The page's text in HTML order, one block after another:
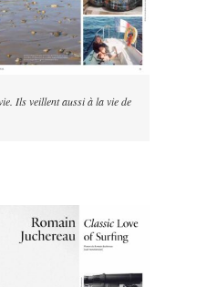
Ils veillent aussi à la vie de